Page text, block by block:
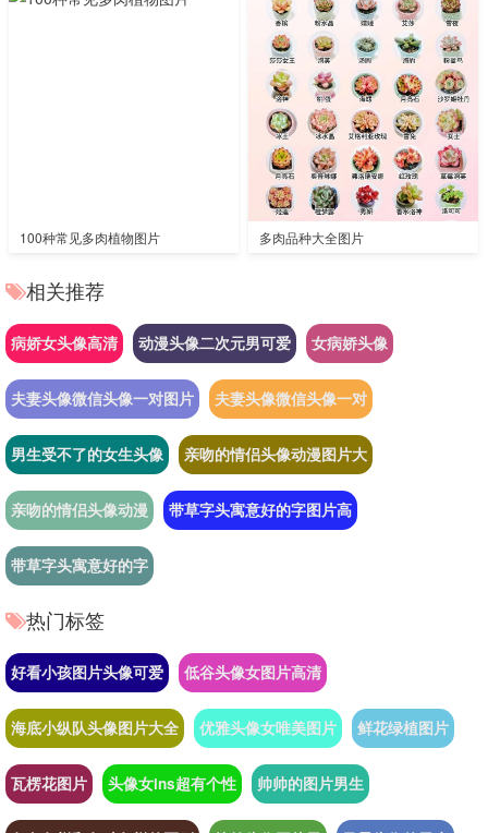
100种常见多肉植物图片 多肉品种大全图片
相关推荐
病娇女头像高清 动漫头像二次元男可爱 女病娇头像
夫妻头像微信头像一对图片 夫妻头像微信头像一对
男生受不了的女生头像 亲吻的情侣头像动漫图片大
亲吻的情侣头像动漫 带草字头寓意好的字图片高
带草字头寓意好的字
热门标签
好看小孩图片头像可爱 低谷头像女图片高清
海底小纵队头像图片大全 优雅头像女唯美图片 鲜花绿植图片
瓦楞花图片 头像女ins超有个性 帅帅的图片男生